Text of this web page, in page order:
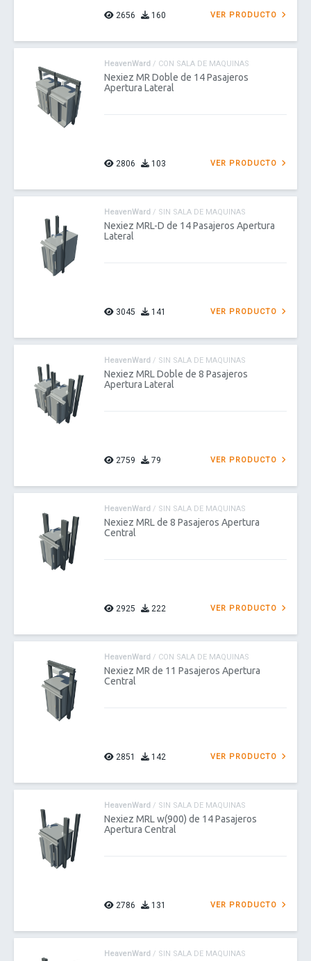
2656 160 VER PRODUCTO
HeavenWard / CON SALA DE MAQUINAS
Nexiez MR Doble de 14 Pasajeros
Apertura Lateral
2806 103 VER PRODUCTO
HeavenWard / SIN SALA DE MAQUINAS
Nexiez MRL-D de 14 Pasajeros Apertura
Lateral
3045 141 VER PRODUCTO
HeavenWard / SIN SALA DE MAQUINAS
Nexiez MRL Doble de 8 Pasajeros
Apertura Lateral
2759 79 VER PRODUCTO
HeavenWard / SIN SALA DE MAQUINAS
Nexiez MRL de 8 Pasajeros Apertura
Central
2925 222 VER PRODUCTO
HeavenWard / CON SALA DE MAQUINAS
Nexiez MR de 11 Pasajeros Apertura
Central
2851 142 VER PRODUCTO
HeavenWard / SIN SALA DE MAQUINAS
Nexiez MRL w(900) de 14 Pasajeros
Apertura Central
2786 131 VER PRODUCTO
HeavenWard / SIN SALA DE MAQUINAS